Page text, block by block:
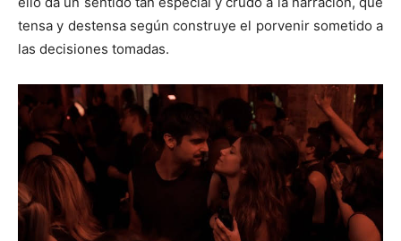
tensa y destensa según construye el porvenir sometido a
las decisiones tomadas.